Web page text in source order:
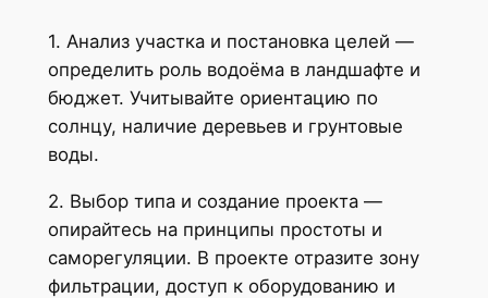
1. Анализ участка и постановка целей —
определить роль водоёма в ландшафте и
бюджет. Учитывайте ориентацию по
солнцу, наличие деревьев и грунтовые
воды.
2. Выбор типа и создание проекта —
опирайтесь на принципы простоты и
саморегуляции. В проекте отразите зону
фильтрации, доступ к оборудованию и